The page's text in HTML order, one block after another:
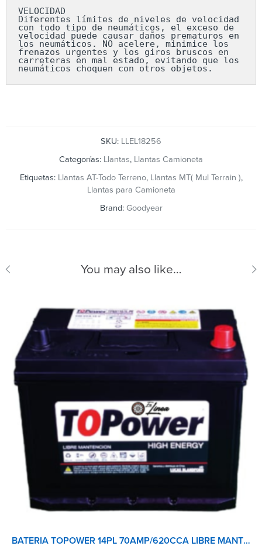
VELOCIDAD
Diferentes límites de niveles de velocidad
con todo tipo de neumáticos, el exceso de
velocidad puede causar daños prematuros en
los neumáticos. NO acelere, minimice los
frenazos urgentes y los giros bruscos en
carreteras en mal estado, evitando que los
neumáticos choquen con otros objetos.
SKU: LLEL18256
Categorías: Llantas, Llantas Camioneta
Etiquetas: Llantas AT-Todo Terreno, Llantas MT( Mul Terrain ),
Llantas para Camioneta
Brand: Goodyear
You may also like…
BATERIA TOPOWER 14PL 70AMP/620CCA LIBRE MANTENIMIENTO MADE IN KOREA